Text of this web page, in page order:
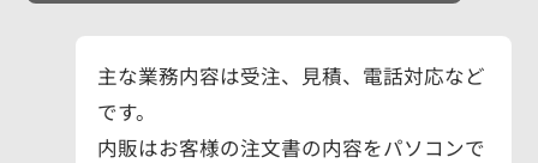
主な業務内容は受注、見積、電話対応など
です。
内販はお客様の注文書の内容をパソコンで